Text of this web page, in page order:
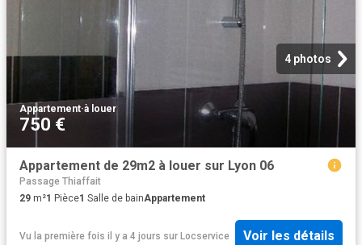
4 photos
Appartement·à louer
750 €
Appartement de 29m2 à louer sur Lyon 06
Passage Thiaffait
29 m²1 Pièce1 Salle de bainAppartement
Vu la première fois il y a 4 jours sur Locservice Voir les détails